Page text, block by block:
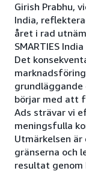
Girish Prabhu,
India,
året i rad
SMARTIES
Det
börjar med att
Ads strävar vi
meningsfulla
Utmärkelsen
gränserna och
resultat